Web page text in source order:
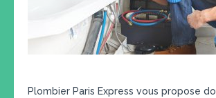
Plombier Paris Express vous propose